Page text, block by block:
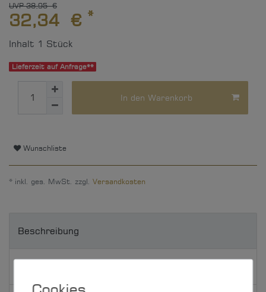
UVP 38,95 €
32,34 € *
Inhalt 1 Stück
Lieferzeit auf Anfrage**
In den Warenkorb
Wunschliste
* inkl. ges. MwSt. zzgl. Versandkosten
Beschreibung